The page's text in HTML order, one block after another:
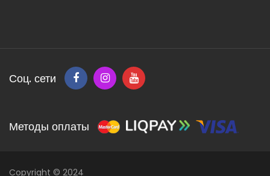
Соц. сети
Методы оплаты
Copyright © 2024